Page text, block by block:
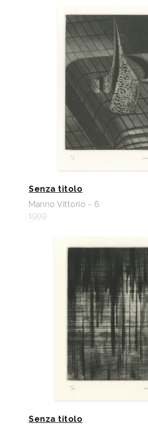
Senza titolo
Manno Vittorio - 6
1999
Senza titolo